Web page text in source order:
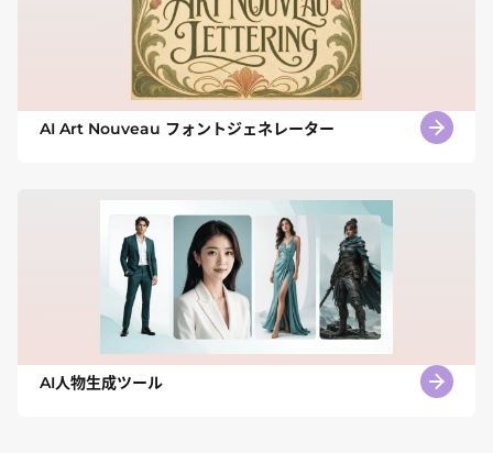
AI Art Nouveau フォントジェネレーター
AI人物生成ツール